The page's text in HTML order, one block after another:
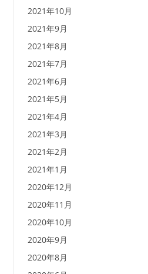
2021年10月
2021年9月
2021年8月
2021年7月
2021年6月
2021年5月
2021年4月
2021年3月
2021年2月
2021年1月
2020年12月
2020年11月
2020年10月
2020年9月
2020年8月